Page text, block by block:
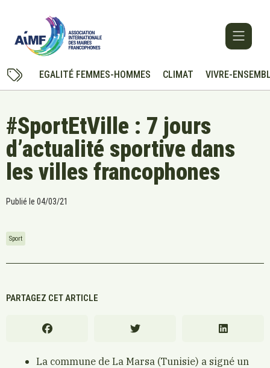
EGALITÉ FEMMES-HOMMES CLIMAT VIVRE-
#SportEtVille : 7 jours
d’actualité sportive dans
les villes francophones
Publié le 04/03/21
Sport
PARTAGEZ CET ARTICLE
La commune de La Marsa (Tunisie) a signé un